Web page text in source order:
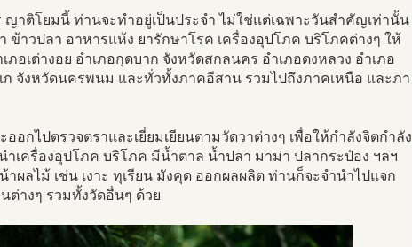
ญาติโยมนี้ ท่านจะทำอยู่เป็นประจำ ไม่ใช่แต่เฉพาะวันสำคัญเท่านั้น
ข้าวปลา อาหารแห้ง ยารักษาโรค เครื่องอุปโภค บริโภคต่างๆ ให้
อเต่างอย อำเภอกุดบาก จังหวัดสกลนคร อำเภอดงหลวง อำเภอ
จังหวัดนครพนม และทั่วทั้งภาคอีสาน รวมไปถึงภาคเหนือ และภา
อกไปตรวจตราและเยี่ยมเยียนตามวัดวาต่างๆ เพื่อให้กำลังจิตกำลัง
เครื่องอุปโภค บริโภค มีน้ำตาล น้ำปลา มาม่า ปลากระป๋อง ฯลฯ
ผลไม้ เช่น เงาะ ทุเรียน มังคุด ออกผลผลิต ท่านก็จะจำนำไปแจก
ต่างๆ รวมทั้งวัดอื่นๆ ด้วย